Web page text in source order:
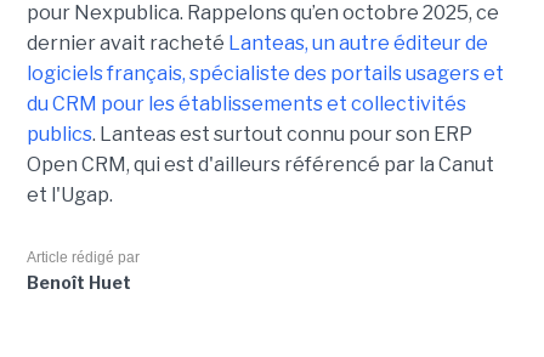
pour Nexpublica. Rappelons qu’en octobre 2025, ce
dernier avait racheté Lanteas, un autre éditeur de
logiciels français, spécialiste des portails usagers et
du CRM pour les établissements et collectivités
publics. Lanteas est surtout connu pour son ERP
Open CRM, qui est d'ailleurs référencé par la Canut
et l'Ugap.
Article rédigé par
Benoît Huet